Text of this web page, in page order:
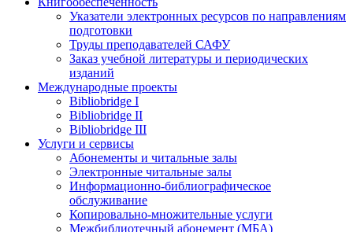
Указатели электронных ресурсов по направлениям
подготовки
Труды преподавателей САФУ
Заказ учебной литературы и периодических
изданий
Международные проекты
Bibliobridge I
Bibliobridge II
Bibliobridge III
Услуги и сервисы
Абонементы и читальные залы
Электронные читальные залы
Информационно-библиографическое
обслуживание
Копировально-множительные услуги
Межбиблиотечный абонемент (МБА)